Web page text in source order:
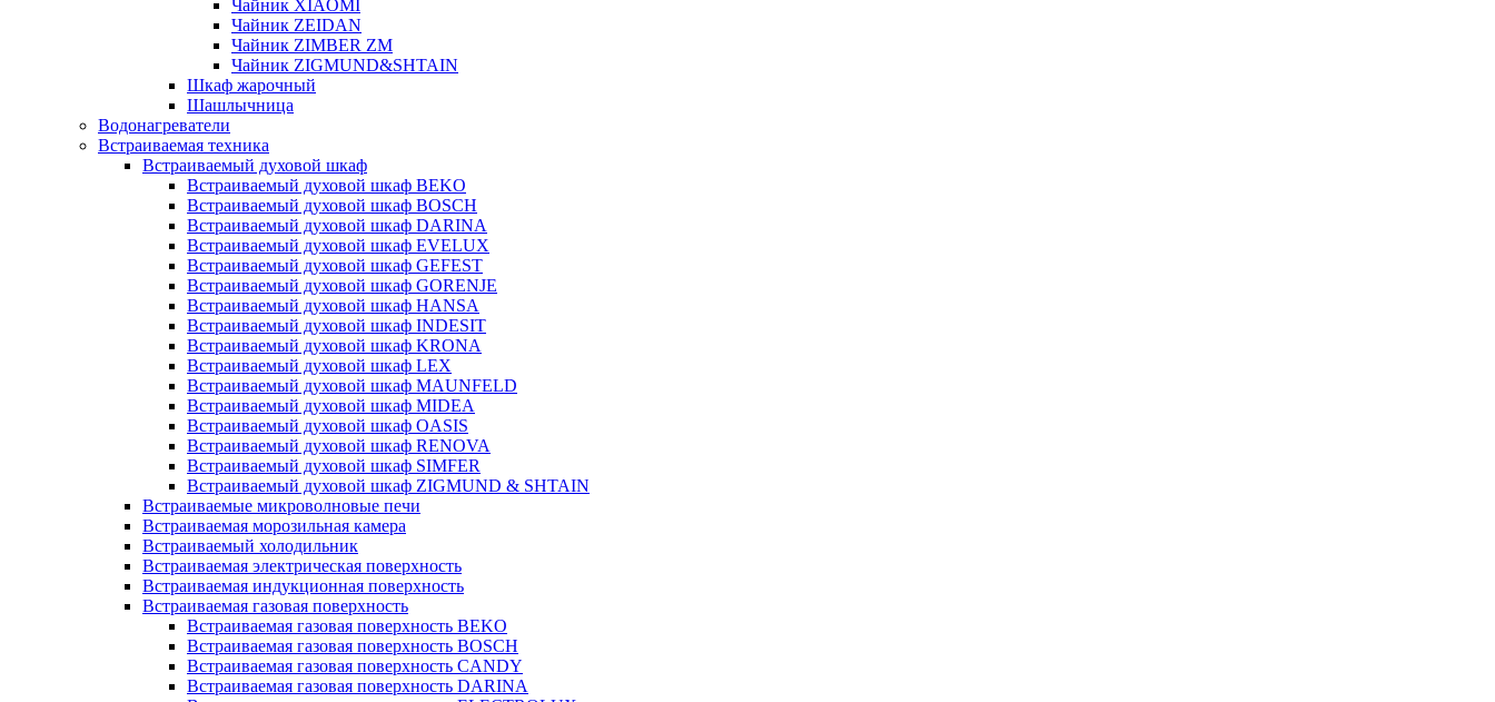
Чайник XIAOMI
Чайник ZEIDAN
Чайник ZIMBER ZM
Чайник ZIGMUND&SHTAIN
Шкаф жарочный
Шашлычница
Водонагреватели
Встраиваемая техника
Встраиваемый духовой шкаф
Встраиваемый духовой шкаф BEKO
Встраиваемый духовой шкаф BOSCH
Встраиваемый духовой шкаф DARINA
Встраиваемый духовой шкаф EVELUX
Встраиваемый духовой шкаф GEFEST
Встраиваемый духовой шкаф GORENJE
Встраиваемый духовой шкаф HANSA
Встраиваемый духовой шкаф INDESIT
Встраиваемый духовой шкаф KRONA
Встраиваемый духовой шкаф LEX
Встраиваемый духовой шкаф MAUNFELD
Встраиваемый духовой шкаф MIDEA
Встраиваемый духовой шкаф OASIS
Встраиваемый духовой шкаф RENOVA
Встраиваемый духовой шкаф SIMFER
Встраиваемый духовой шкаф ZIGMUND & SHTAIN
Встраиваемые микроволновые печи
Встраиваемая морозильная камера
Встраиваемый холодильник
Встраиваемая электрическая поверхность
Встраиваемая индукционная поверхность
Встраиваемая газовая поверхность
Встраиваемая газовая поверхность BEKO
Встраиваемая газовая поверхность BOSCH
Встраиваемая газовая поверхность CANDY
Встраиваемая газовая поверхность DARINA